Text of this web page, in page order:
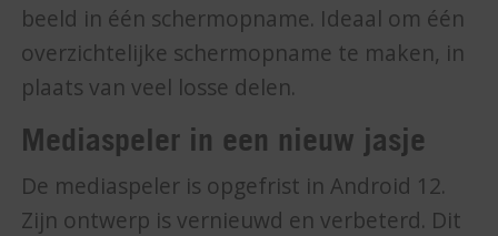
beeld in één schermopname. Ideaal om één
overzichtelijke schermopname te maken, in
plaats van veel losse delen.
Mediaspeler in een nieuw jasje
De mediaspeler is opgefrist in Android 12.
Zijn ontwerp is vernieuwd en verbeterd. Dit